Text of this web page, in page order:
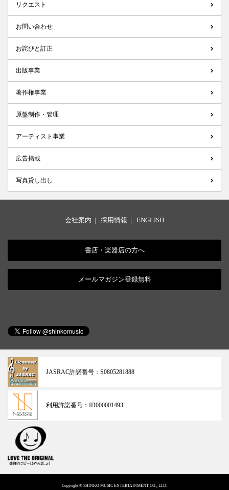
リクエスト
お問い合わせ
お詫びと訂正
出版事業
著作権事業
原盤制作・管理
アーティスト事業
広告掲載
写真貸し出し
会社案内 | 採用情報 | ENGLISH
書店・楽器店の方へ
メールマガジン登録無料
JASRAC許諾番号： S0805281888
利用許諾番号： ID000001493
Copyright © SHINKO MUSIC ENTERTAINMENT CO., LTD.